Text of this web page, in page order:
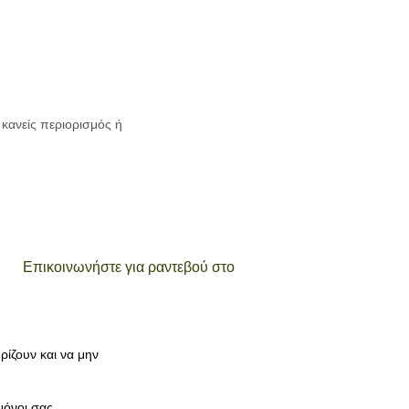
περιορισμός ή
Επικοινωνήστε για ραντεβού στο
και να μην